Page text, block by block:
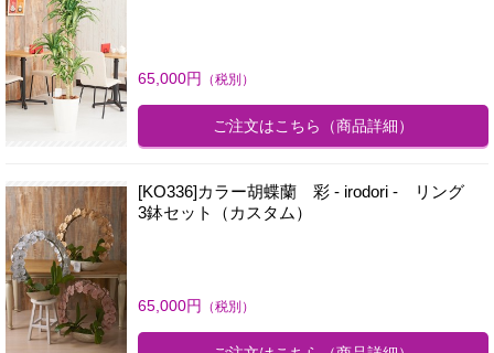
65,000円 （税別）
ご注文はこちら （商品詳細）
[KO336]カラー胡蝶蘭 彩 - irodori - リング
3鉢セット（カスタム）
65,000円 （税別）